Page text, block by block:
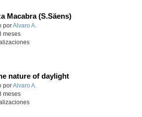
Macabra (S.Säens)
educativo.
porAlvaro A.
meses
nature of daylight
educativo.
porAlvaro A.
meses